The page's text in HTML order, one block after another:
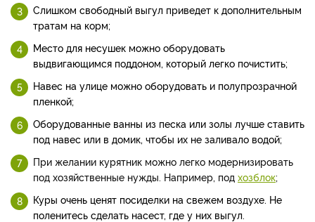
Слишком свободный выгул приведет к дополнительным
тратам на корм;
Место для несушек можно оборудовать
выдвигающимся поддоном, который легко почистить;
Навес на улице можно оборудовать и полупрозрачной
пленкой;
Оборудованные ванны из песка или золы лучше ставить
под навес или в домик, чтобы их не заливало водой;
При желании курятник можно легко модернизировать
под хозяйственные нужды. Например, под хозблок;
Куры очень ценят посиделки на свежем воздухе. Не
поленитесь сделать насест, где у них выгул.